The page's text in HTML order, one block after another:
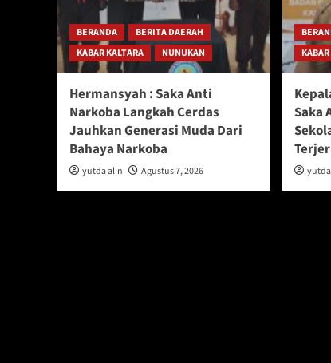
BERANDA
BERITA DAERAH
KABAR KALTARA
NUNUKAN
Hermansyah : Saka Anti
Narkoba Langkah Cerdas
Jauhkan Generasi Muda Dari
Bahaya Narkoba
yutda alin Agustus 7, 2026
Saka